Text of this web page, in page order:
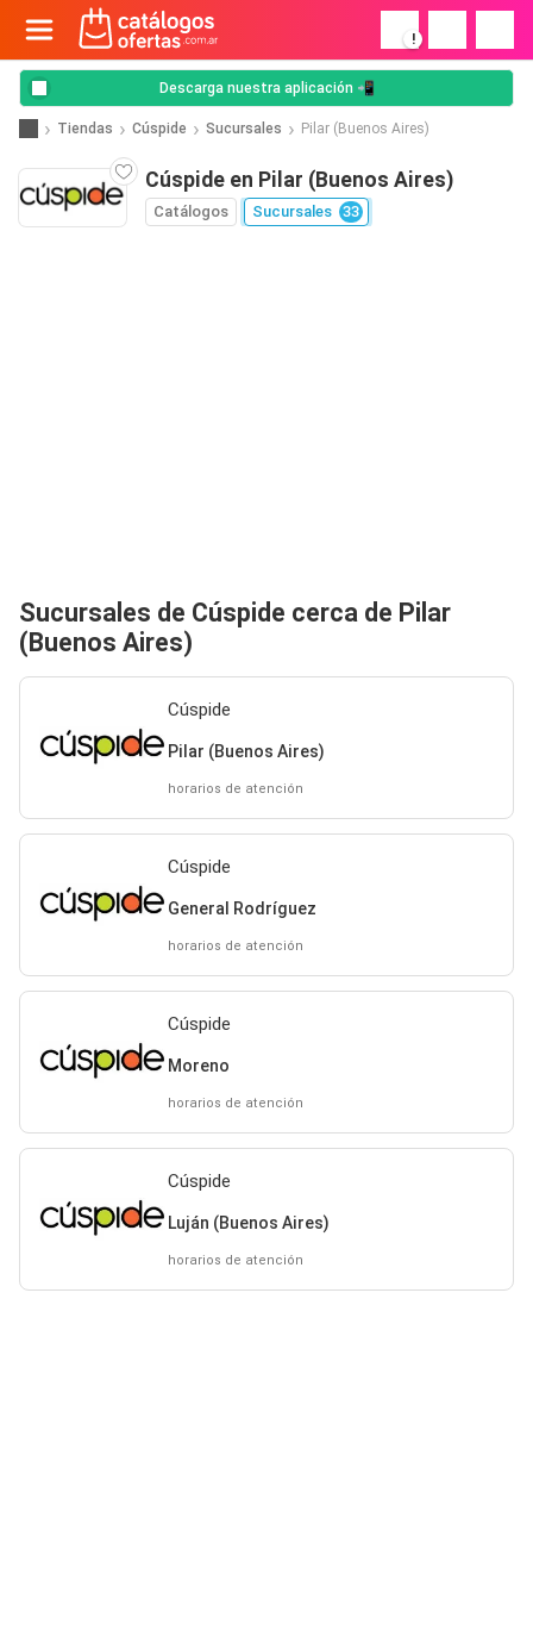
!
Descarga nuestra aplicación 📲
Tiendas Cúspide Sucursales Pilar (Buenos Aires)
Cúspide en Pilar (Buenos Aires)
Catálogos Sucursales 33
Sucursales de Cúspide cerca de Pilar
(Buenos Aires)
Cúspide
Pilar (Buenos Aires)
horarios de atención
Cúspide
General Rodríguez
horarios de atención
Cúspide
Moreno
horarios de atención
Cúspide
Luján (Buenos Aires)
horarios de atención